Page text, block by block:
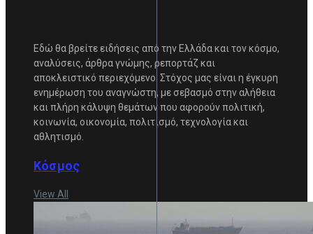
Εδώ θα βρείτε ειδήσεις από την Ελλάδα και τον κόσμο,
αναλύσεις, άρθρα γνώμης, ρεπορτάζ και
αποκλειστικό περιεχόμενο. Στόχος μας είναι η έγκυρη
ενημέρωση του αναγνώστη, με σεβασμό στην αλήθεια
και πλήρη κάλυψη θεμάτων που αφορούν πολιτική,
κοινωνία, οικονομία, πολιτισμό, τεχνολογία και
αθλητισμό.
Κόσμος
View All